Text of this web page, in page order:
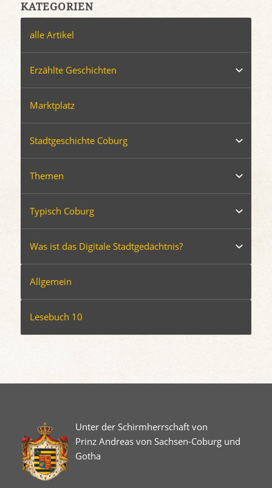
KATEGORIEN
alle Artikel
Erzählte Geschichten
Marktplatz
Stadtgeschichte Coburg
Themen
Typisch Coburg
Was ist das Digitale Stadtgedächtnis?
Allgemein
Lesebuch 10
Unter der Schirmherrschaft von
Prinz Andreas von Sachsen-Coburg und
Gotha